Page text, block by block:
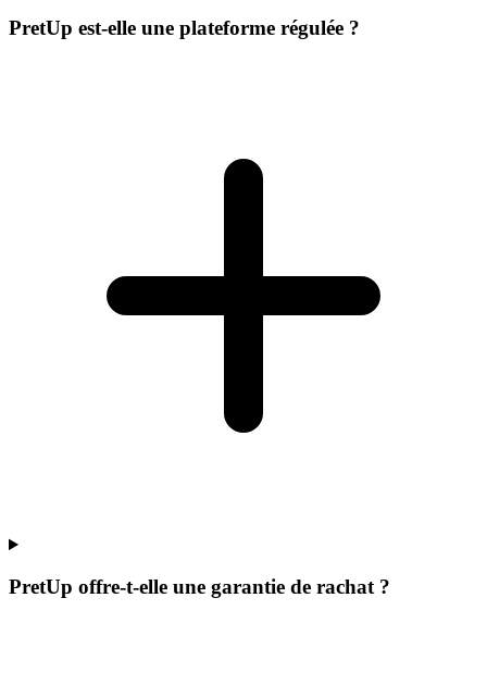
PretUp est-elle une plateforme régulée ?
PretUp offre-t-elle une garantie de rachat ?